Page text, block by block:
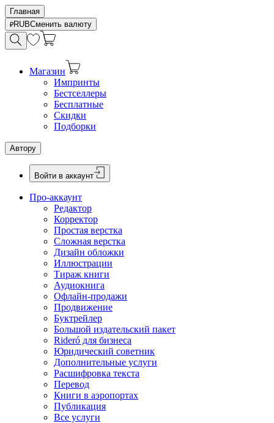
Главная
RUBСменить валюту
Магазин
Импринты
Бестселлеры
Бесплатные
Скидки
Подборки
Автору
Войти в аккаунт
Про-аккаунт
Редактор
Корректор
Простая верстка
Сложная верстка
Дизайн обложки
Иллюстрации
Тираж книги
Аудиокнига
Офлайн-продажи
Продвижение
Буктрейлер
Большой издательский пакет
Rideró для бизнеса
Юридический советник
Дополнительные услуги
Расшифровка текста
Перевод
Книги в аэропортах
Публикация
Все услуги